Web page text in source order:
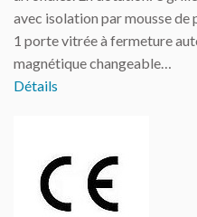
avec isolation par mousse de
1 porte vitrée à fermeture
magnétique changeable…
Détails